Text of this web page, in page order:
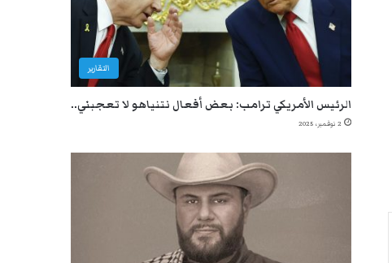
التقارير
الرئيس الأمريكي ترامب: بعض أفعال نتنياهو لا تعجبني..
2 نوفمبر، 2025